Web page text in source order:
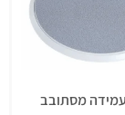
מסתובב